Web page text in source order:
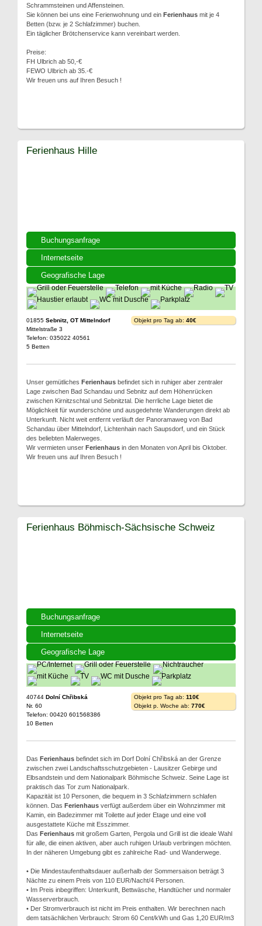
Schrammsteinen und Affensteinen.
Sie können bei uns eine Ferienwohnung und ein Ferienhaus mit je 4
Betten (bzw. je 2 Schlafzimmer) buchen.
Ein täglicher Brötchenservice kann vereinbart werden.
Preise:
FH Ulbrich ab 50,-€
FEWO Ulbrich ab 35.-€
Wir freuen uns auf Ihren Besuch !
Buchungsanfrage
Internetseite
Geografische Lage
Ferienhaus Hille
01855 Sebnitz, OT Mittelndorf
Mittelstraße 3
Telefon: 035022 40561
5 Betten
Objekt pro Tag ab: 40€
Unser gemütliches Ferienhaus befindet sich in ruhiger aber zentraler
Lage zwischen Bad Schandau und Sebnitz auf dem Höhenrücken
zwischen Kirnitzschtal und Sebnitztal. Die herrliche Lage bietet die
Möglichkeit für wunderschöne und ausgedehnte Wanderungen direkt ab
Unterkunft. Nicht weit entfernt verläuft der Panoramaweg von Bad
Schandau über Mittelndorf, Lichtenhain nach Saupsdorf, und ein Stück
des beliebten Malerweges.
Wir vermieten unser Ferienhaus in den Monaten von April bis Oktober.
Wir freuen uns auf Ihren Besuch !
Buchungsanfrage
Internetseite
Geografische Lage
Ferienhaus Böhmisch-Sächsische Schweiz
40744 Dolní Chřibská
Nr. 60
Telefon: 00420 601568386
10 Betten
Objekt pro Tag ab: 110€
Objekt p. Woche ab: 770€
Das Ferienhaus befindet sich im Dorf Dolní Chřibská an der Grenze
zwischen zwei Landschaftsschutzgebieten - Lausitzer Gebirge und
Elbsandstein und dem Nationalpark Böhmische Schweiz. Seine Lage ist
praktisch das Tor zum Nationalpark.
Kapazität ist 10 Personen, die bequem in 3 Schlafzimmern schlafen
können. Das Ferienhaus verfügt außerdem über ein Wohnzimmer mit
Kamin, ein Badezimmer mit Toilette auf jeder Etage und eine voll
ausgestattete Küche mit Esszimmer.
Das Ferienhaus mit großem Garten, Pergola und Grill ist die ideale Wahl
für alle, die einen aktiven, aber auch ruhigen Urlaub verbringen möchten.
In der näheren Umgebung gibt es zahlreiche Rad- und Wanderwege.
• Die Mindestaufenthaltsdauer außerhalb der Sommersaison beträgt 3
Nächte zu einem Preis von 110 EUR/Nacht/4 Personen.
• Im Preis inbegriffen: Unterkunft, Bettwäsche, Handtücher und normaler
Wasserverbrauch.
• Der Stromverbrauch ist nicht im Preis enthalten. Wir berechnen nach
dem tatsächlichen Verbrauch: Strom 60 Cent/kWh und Gas 1,20 EUR/m3